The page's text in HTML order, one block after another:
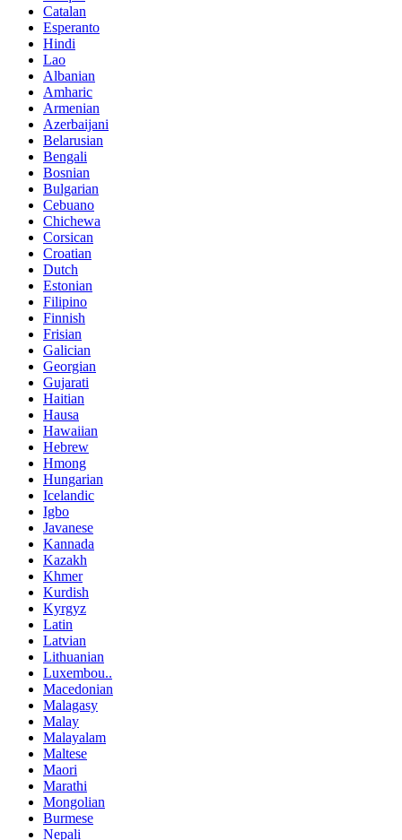
Catalan
Esperanto
Hindi
Lao
Albanian
Amharic
Armenian
Azerbaijani
Belarusian
Bengali
Bosnian
Bulgarian
Cebuano
Chichewa
Corsican
Croatian
Dutch
Estonian
Filipino
Finnish
Frisian
Galician
Georgian
Gujarati
Haitian
Hausa
Hawaiian
Hebrew
Hmong
Hungarian
Icelandic
Igbo
Javanese
Kannada
Kazakh
Khmer
Kurdish
Kyrgyz
Latin
Latvian
Lithuanian
Luxembou..
Macedonian
Malagasy
Malay
Malayalam
Maltese
Maori
Marathi
Mongolian
Burmese
Nepali